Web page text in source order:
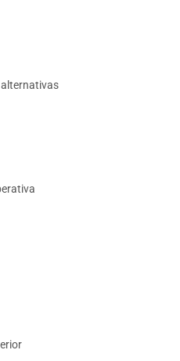
alternativas